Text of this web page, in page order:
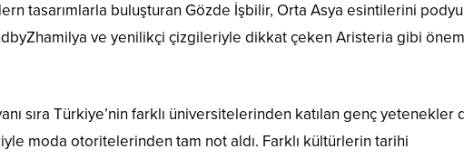
tasarımlarla buluşturan Gözde İşbilir, Orta Asya esintilerini
ve yenilikçi çizgileriyle dikkat çeken Aristeria gibi
sıra Türkiye’nin farklı üniversitelerinden katılan genç yetenekler
moda otoritelerinden tam not aldı. Farklı kültürlerin tarihi